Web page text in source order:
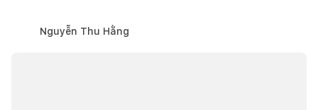
Nguyễn Thu Hằng